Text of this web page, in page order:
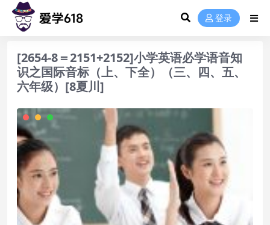
登录
[2654-8＝2151+2152]小学英语必学语音知
识之国际音标（上、下全）（三、四、五、
六年级）[8夏川]